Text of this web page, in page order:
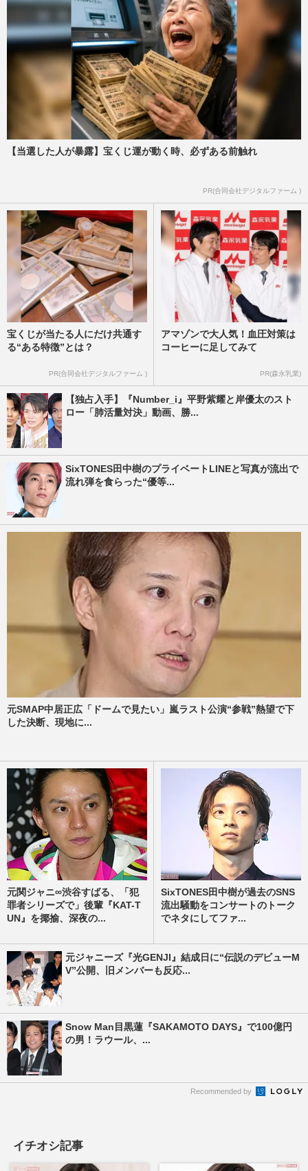
【当選した人が暴露】宝くじ運が動く時、必ずある前触れ
PR(合同会社デジタルファーム )
宝くじが当たる人にだけ共通す
る“ある特徴”とは？
PR(合同会社デジタルファーム )
アマゾンで大人気！血圧対策は
コーヒーに足してみて
PR(森永乳業)
【独占入手】『Number_i』平野紫耀と岸優太のスト
ロー「肺活量対決」動画、勝...
SixTONES田中樹のプライベートLINEと写真が流出で
流れ弾を食らった“優等...
元SMAP中居正広「ドームで見たい」嵐ラスト公演“参戦”熱望で下
した決断、現地に...
元関ジャニ∞渋谷すばる、「犯
罪者シリーズで」後輩『KAT-T
UN』を揶揄、深夜の...
SixTONES田中樹が過去のSNS
流出騒動をコンサートのトーク
でネタにしてファ...
元ジャニーズ『光GENJI』結成日に“伝説のデビューM
V”公開、旧メンバーも反応...
Snow Man目黒蓮『SAKAMOTO DAYS』で100億円
の男！ラウール、...
Recommended by
イチオシ記事